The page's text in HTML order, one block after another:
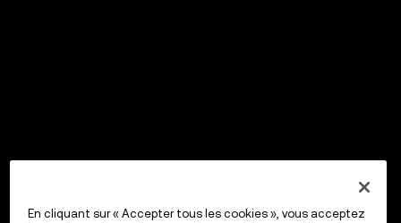
En cliquant sur « Accepter tous les cookies », vous acceptez